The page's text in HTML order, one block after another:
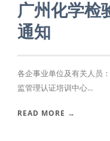
广州化学检
通知
各企事业单位及有关人员
监管理认证培训中心...
READ MORE →